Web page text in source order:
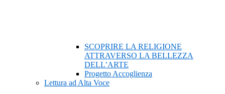
SCOPRIRE LA RELIGIONE
ATTRAVERSO LA BELLEZZA
DELL’ARTE
Progetto Accoglienza
Lettura ad Alta Voce